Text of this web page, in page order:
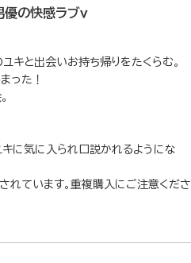
の快感ラブｖ
キと出会いお持ち帰りをたくらむ。
った！
キに気に入られ口説かれるようにな
れています。重複購入にご注意くださ